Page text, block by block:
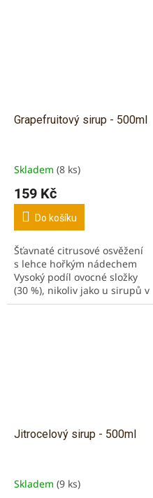
Grapefruitový sirup - 500ml
Skladem (8 ks)
159 Kč
Do košíku
Šťavnaté citrusové osvěžení
s lehce hořkým nádechem
Vysoký podíl ovocné složky
(30 %), nikoliv jako u sirupů v
obchodech! Grapefruit
Jitrocelový sirup - 500ml
Skladem (9 ks)